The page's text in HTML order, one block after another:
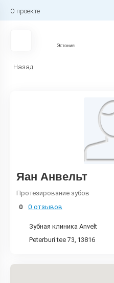
О проекте
Эстония
Назад
Яан Анвельт
Протезирование зубов
0
0 отзывов
Зубная клиника Anvelt
Peterburi tee 73, 13816